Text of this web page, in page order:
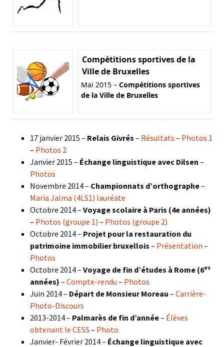
Compétitions sportives de la
Ville de Bruxelles
Mai 2015 – Compétitions sportives
de la Ville de Bruxelles
17 janvier 2015 – Relais Givrés – Résultats – Photos 1
– Photos 2
Janvier 2015 – Échange linguistique avec Dilsen –
Photos
Novembre 2014 – Championnats d’orthographe–
Maria Jalma (4LS1) lauréate
Octobre 2014 – Voyage scolaire à Paris (4e années)
– Photos (groupe 1) – Photos (groupe 2)
Octobre 2014 – Projet pour la restauration du
patrimoine immobilier bruxellois – Présentation –
Photos
Octobre 2014 – Voyage de fin d’études à Rome (6es
années) – Compte-rendu – Photos
Juin 2014 – Départ de Monsieur Moreau – Carrière-
Photo-Discours
2013-2014 – Palmarès de fin d’année– Élèves
obtenant le CESS – Photo
Janvier- Février 2014 – Échange linguistique avec